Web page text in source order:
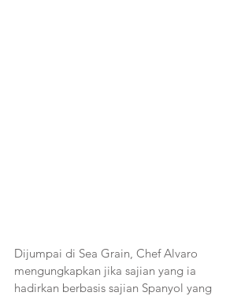
Dijumpai di Sea Grain, Chef Alvaro
mengungkapkan jika sajian yang ia
hadirkan berbasis sajian Spanyol yang